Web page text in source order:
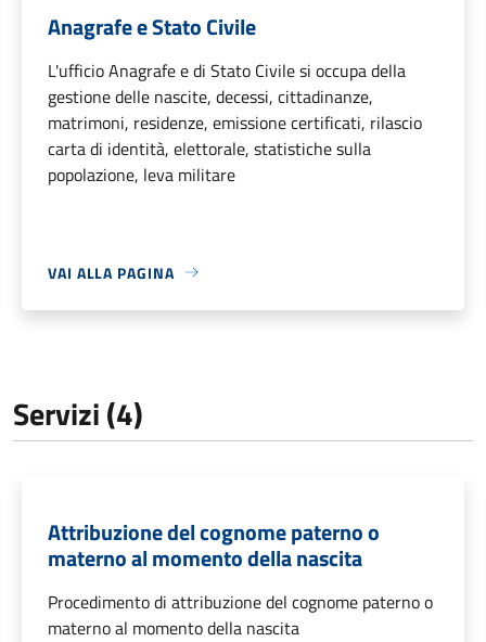
Anagrafe e Stato Civile
L'ufficio Anagrafe e di Stato Civile si occupa della
gestione delle nascite, decessi, cittadinanze,
matrimoni, residenze, emissione certificati, rilascio
carta di identità, elettorale, statistiche sulla
popolazione, leva militare
VAI ALLA PAGINA
Servizi (4)
Attribuzione del cognome paterno o
materno al momento della nascita
Procedimento di attribuzione del cognome paterno o
materno al momento della nascita